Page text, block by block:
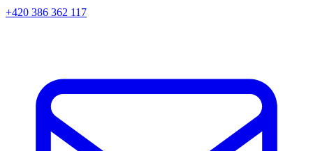
+420 386 362 117